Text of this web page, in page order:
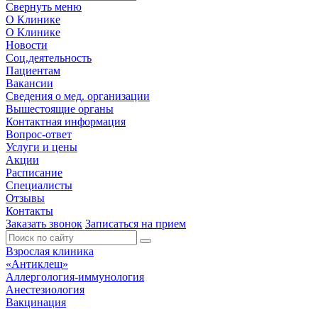
Свернуть меню
О Клинике
О Клинике
Новости
Соц.деятельность
Пациентам
Вакансии
Сведения о мед. организации
Вышестоящие органы
Контактная информация
Вопрос-ответ
Услуги и цены
Акции
Расписание
Специалисты
Отзывы
Контакты
Заказать звонок Записаться на прием
Взрослая клиника
«Антиклещ»
Аллергология-иммунология
Анестезиология
Вакцинация